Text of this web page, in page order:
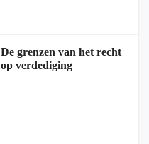
De grenzen van het recht
op verdediging